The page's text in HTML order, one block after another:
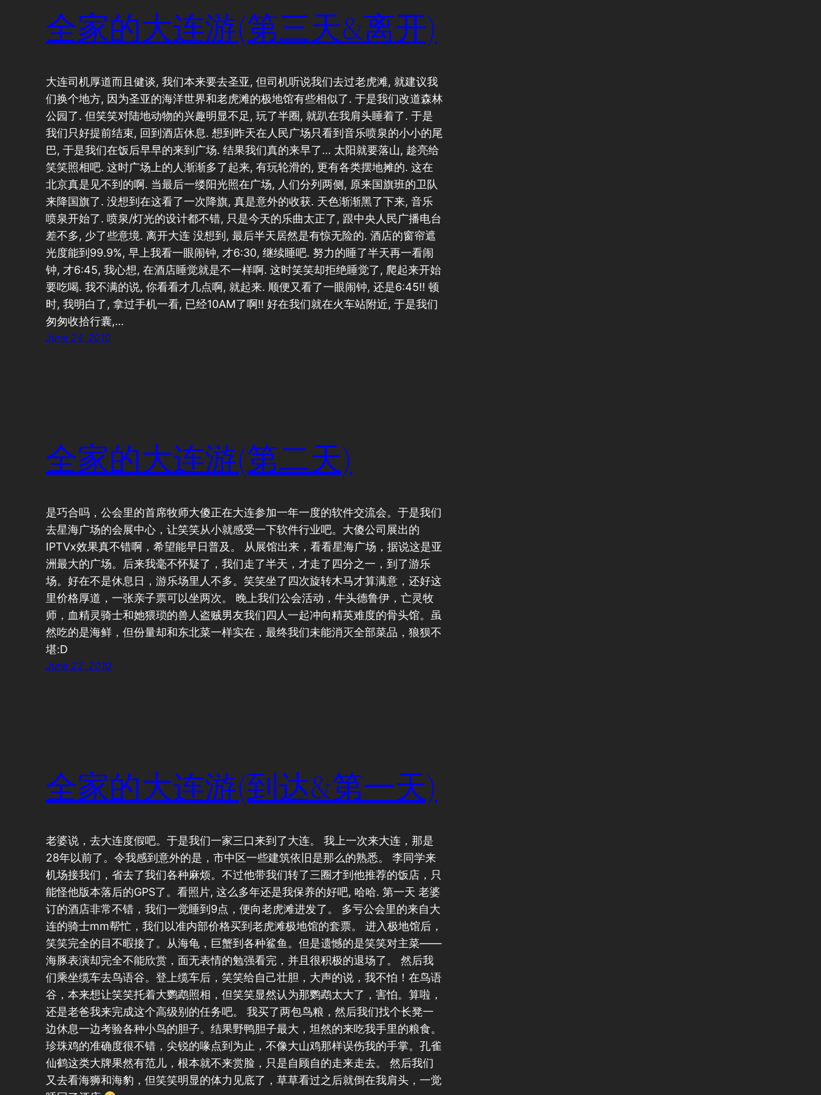
全家的大连游(第三天&离开)
大连司机厚道而且健谈, 我们本来要去圣亚, 但司机听说我们去过老虎滩, 就建议我
们换个地方, 因为圣亚的海洋世界和老虎滩的极地馆有些相似了. 于是我们改道森林
公园了. 但笑笑对陆地动物的兴趣明显不足, 玩了半圈, 就趴在我肩头睡着了. 于是
我们只好提前结束, 回到酒店休息. 想到昨天在人民广场只看到音乐喷泉的小小的尾
巴, 于是我们在饭后早早的来到广场. 结果我们真的来早了… 太阳就要落山, 趁亮给
笑笑照相吧. 这时广场上的人渐渐多了起来, 有玩轮滑的, 更有各类摆地摊的. 这在
北京真是见不到的啊. 当最后一缕阳光照在广场, 人们分列两侧, 原来国旗班的卫队
来降国旗了. 没想到在这看了一次降旗, 真是意外的收获. 天色渐渐黑了下来, 音乐
喷泉开始了. 喷泉/灯光的设计都不错, 只是今天的乐曲太正了, 跟中央人民广播电台
差不多, 少了些意境. 离开大连 没想到, 最后半天居然是有惊无险的. 酒店的窗帘遮
光度能到99.9%, 早上我看一眼闹钟, 才6:30, 继续睡吧. 努力的睡了半天再一看闹
钟, 才6:45, 我心想, 在酒店睡觉就是不一样啊. 这时笑笑却拒绝睡觉了, 爬起来开始
要吃喝. 我不满的说, 你看看才几点啊, 就起来. 顺便又看了一眼闹钟, 还是6:45!! 顿
时, 我明白了, 拿过手机一看, 已经10AM了啊!! 好在我们就在火车站附近, 于是我们
匆匆收拾行囊,…
June 24, 2010
全家的大连游(第二天)
是巧合吗，公会里的首席牧师大傻正在大连参加一年一度的软件交流会。于是我们
去星海广场的会展中心，让笑笑从小就感受一下软件行业吧。大傻公司展出的
IPTVx效果真不错啊，希望能早日普及。 从展馆出来，看看星海广场，据说这是亚
洲最大的广场。后来我毫不怀疑了，我们走了半天，才走了四分之一，到了游乐
场。好在不是休息日，游乐场里人不多。笑笑坐了四次旋转木马才算满意，还好这
里价格厚道，一张亲子票可以坐两次。 晚上我们公会活动，牛头德鲁伊，亡灵牧
师，血精灵骑士和她猥琐的兽人盗贼男友我们四人一起冲向精英难度的骨头馆。虽
然吃的是海鲜，但份量却和东北菜一样实在，最终我们未能消灭全部菜品，狼狈不
堪:D
June 22, 2010
全家的大连游(到达&第一天)
老婆说，去大连度假吧。于是我们一家三口来到了大连。 我上一次来大连，那是
28年以前了。令我感到意外的是，市中区一些建筑依旧是那么的熟悉。 李同学来
机场接我们，省去了我们各种麻烦。不过他带我们转了三圈才到他推荐的饭店，只
能怪他版本落后的GPS了。看照片, 这么多年还是我保养的好吧, 哈哈. 第一天 老婆
订的酒店非常不错，我们一觉睡到9点，便向老虎滩进发了。 多亏公会里的来自大
连的骑士mm帮忙，我们以准内部价格买到老虎滩极地馆的套票。 进入极地馆后，
笑笑完全的目不暇接了。从海龟，巨蟹到各种鲨鱼。但是遗憾的是笑笑对主菜——
海豚表演却完全不能欣赏，面无表情的勉强看完，并且很积极的退场了。 然后我
们乘坐缆车去鸟语谷。登上缆车后，笑笑给自己壮胆，大声的说，我不怕！在鸟语
谷，本来想让笑笑托着大鹦鹉照相，但笑笑显然认为那鹦鹉太大了，害怕。算啦，
还是老爸我来完成这个高级别的任务吧。 我买了两包鸟粮，然后我们找个长凳一
边休息一边考验各种小鸟的胆子。结果野鸭胆子最大，坦然的来吃我手里的粮食。
珍珠鸡的准确度很不错，尖锐的喙点到为止，不像大山鸡那样误伤我的手掌。孔雀
仙鹤这类大牌果然有范儿，根本就不来赏脸，只是自顾自的走来走去。 然后我们
又去看海狮和海豹，但笑笑明显的体力见底了，草草看过之后就倒在我肩头，一觉